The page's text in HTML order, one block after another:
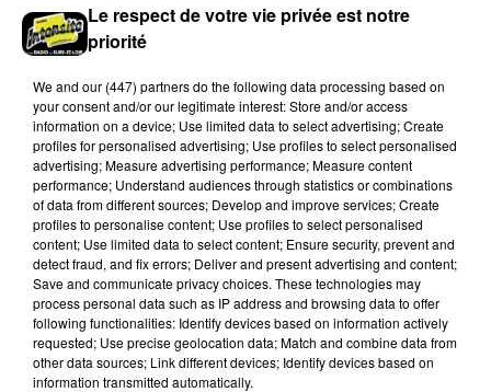
Le choc a eu lieu dans la matinée, vendredi 7 août à
hauteur de Sainville en direction d'Orléans.
A LA UNE Voir plus
Le respect de votre vie privée est notre
priorité
We and our (447) partnersdo the following data processing based on
your consent and/or our legitimate interest: Store and/or access
information on a device; Use limited data to select advertising; Create
profiles for personalised advertising; Use profiles to select personalised
advertising; Measure advertising performance; Measure content
performance; Understand audiences through statistics or combinations
of data from different sources; Develop and improve services; Create
profiles to personalise content; Use profiles to select personalised
content; Use limited data to select content; Ensure security, prevent and
detect fraud, and fix errors; Deliver and present advertising and content;
Save and communicate privacy choices. These technologies may
process personal data such as IP address and browsing data to offer
following functionalities: Identify devices based on information actively
requested; Use precise geolocation data; Match and combine data from
other data sources; Link different devices; Identify devices based on
information transmitted automatically.